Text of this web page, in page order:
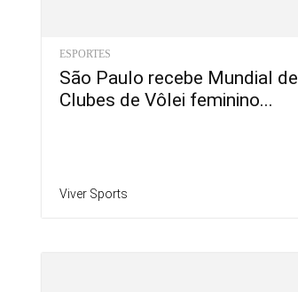
ESPORTES
São Paulo recebe Mundial de
Clubes de Vôlei feminino...
Viver Sports